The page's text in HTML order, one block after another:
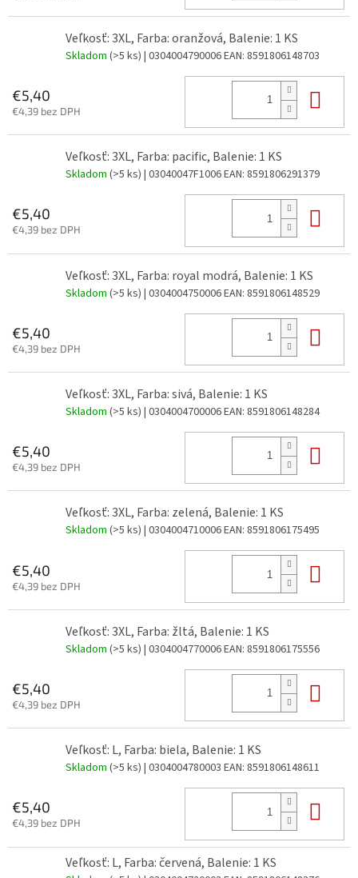
Veľkosť: 3XL, Farba: oranžová, Balenie: 1 KS
Skladom (>5 ks) | 0304004790006EAN: 8591806148703
€5,40
€4,39 bez DPH
Veľkosť: 3XL, Farba: pacific, Balenie: 1 KS
Skladom (>5 ks) | 03040047F1006EAN: 8591806291379
€5,40
€4,39 bez DPH
Veľkosť: 3XL, Farba: royal modrá, Balenie: 1 KS
Skladom (>5 ks) | 0304004750006EAN: 8591806148529
€5,40
€4,39 bez DPH
Veľkosť: 3XL, Farba: sivá, Balenie: 1 KS
Skladom (>5 ks) | 0304004700006EAN: 8591806148284
€5,40
€4,39 bez DPH
Veľkosť: 3XL, Farba: zelená, Balenie: 1 KS
Skladom (>5 ks) | 0304004710006EAN: 8591806175495
€5,40
€4,39 bez DPH
Veľkosť: 3XL, Farba: žltá, Balenie: 1 KS
Skladom (>5 ks) | 0304004770006EAN: 8591806175556
€5,40
€4,39 bez DPH
Veľkosť: L, Farba: biela, Balenie: 1 KS
Skladom (>5 ks) | 0304004780003 EAN: 8591806148611
€5,40
€4,39 bez DPH
Veľkosť: L, Farba: červená, Balenie: 1 KS